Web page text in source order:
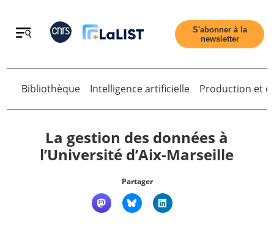
Retour
S'abonner à la
newsletter
Retour
Bibliothèque Intelligence artificielle Production et
La gestion des données à
l’Université d’Aix-Marseille
Partager